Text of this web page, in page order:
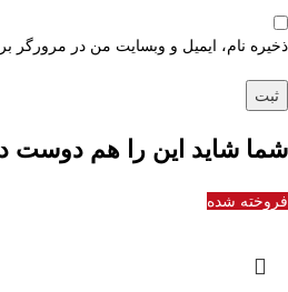
ذخیره نام، ایمیل و وبسایت من در مرورگر
شما شاید این را هم دوست
فروخته شده